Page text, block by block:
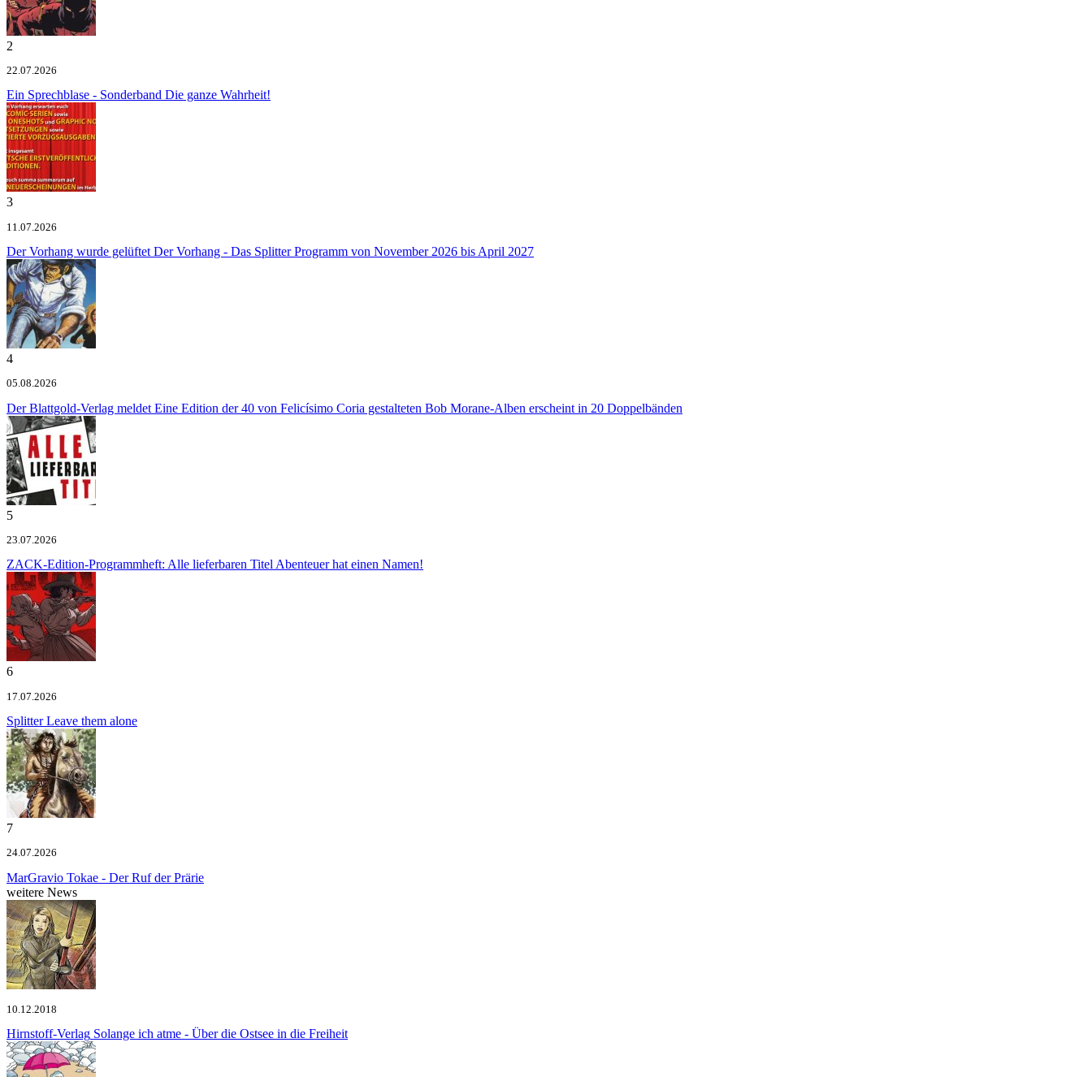
2
22.07.2026
Ein Sprechblase - Sonderband Die ganze Wahrheit!
3
11.07.2026
Der Vorhang wurde gelüftet Der Vorhang - Das Splitter Programm von November 2026 bis April 2027
4
05.08.2026
Der Blattgold-Verlag meldet Eine Edition der 40 von Felicísimo Coria gestalteten Bob Morane-Alben erscheint in 20 Doppelbänden
5
23.07.2026
ZACK-Edition-Programmheft: Alle lieferbaren Titel Abenteuer hat einen Namen!
6
17.07.2026
SplitterLeave them alone
7
24.07.2026
MarGravio Tokae - Der Ruf der Prärie
weitere News
10.12.2018
Hirnstoff-Verlag Solange ich atme - Über die Ostsee in die Freiheit